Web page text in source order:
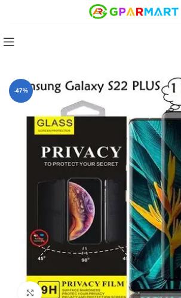
-47%
Click to enlarge